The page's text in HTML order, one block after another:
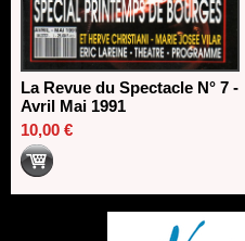
La Revue du Spectacle N° 7 -
Avril Mai 1991
10,00 €